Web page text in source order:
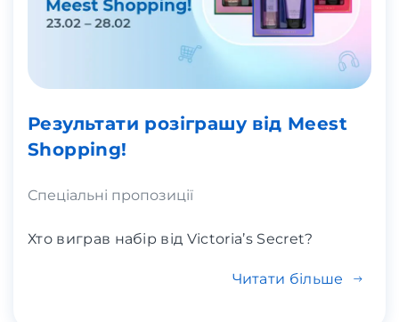
Результати розіграшу від Meest
Shopping!
Спеціальні пропозиції
Хто виграв набір від Victoria’s Secret?
Читати більше